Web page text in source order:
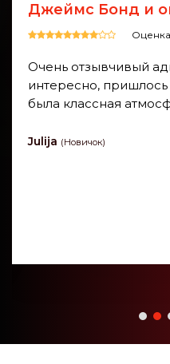
Заброшенная
Празднование дня
Ребята с волнением
выполняли задания.
что создавало